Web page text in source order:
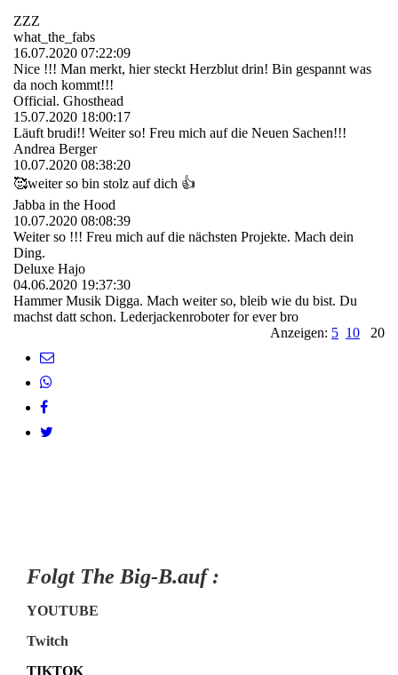
ZZZ
what_the_fabs
16.07.2020 07:22:09
Nice !!! Man merkt, hier steckt Herzblut drin! Bin gespannt was
da noch kommt!!!
Official. Ghosthead
15.07.2020 18:00:17
Läuft brudi!! Weiter so! Freu mich auf die Neuen Sachen!!!
Andrea Berger
10.07.2020 08:38:20
🥰weiter so bin stolz auf dich 👍
Jabba in the Hood
10.07.2020 08:08:39
Weiter so !!! Freu mich auf die nächsten Projekte. Mach dein
Ding.
Deluxe Hajo
04.06.2020 19:37:30
Hammer Musik Digga. Mach weiter so, bleib wie du bist. Du
machst datt schon. Lederjackenroboter for ever bro
Anzeigen: 5 10 20
Folgt The Big-B.auf :
YOUTUBE
Twitch
TIKTOK